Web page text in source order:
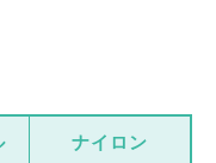
ナイロン